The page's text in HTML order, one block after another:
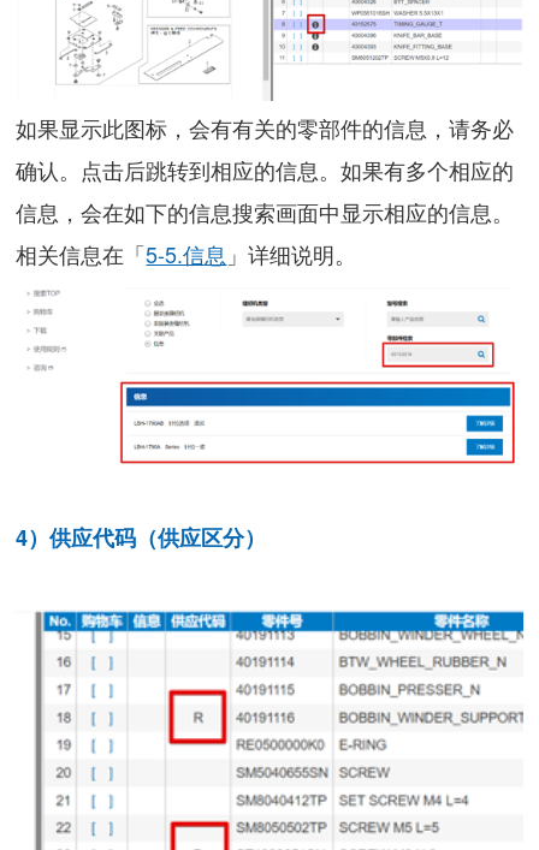
如果显示此图标，会有有关的零部件的信息，请务必
确认。点击后跳转到相应的信息。如果有多个相应的
信息，会在如下的信息搜索画面中显示相应的信息。
相关信息在「5-5.信息 」详细说明。
4）供应代码（供应区分）